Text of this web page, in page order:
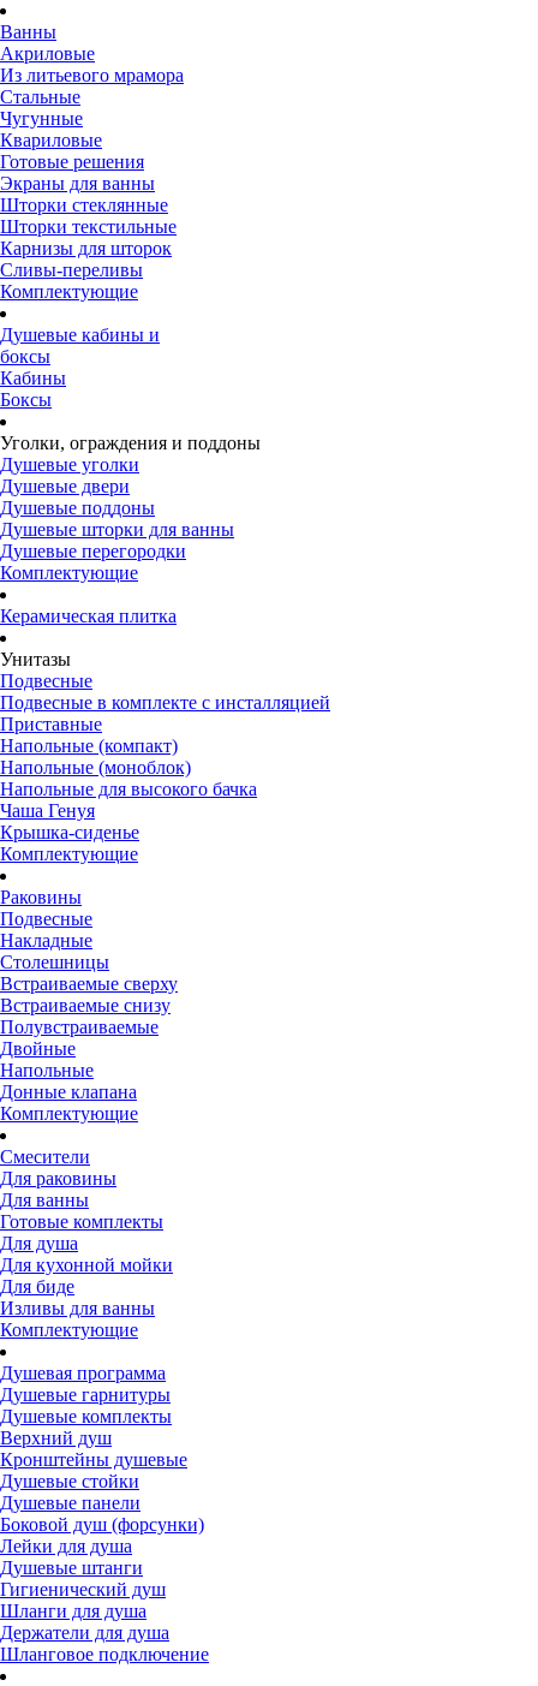
Ванны
Акриловые
Из литьевого мрамора
Стальные
Чугунные
Квариловые
Готовые решения
Экраны для ванны
Шторки стеклянные
Шторки текстильные
Карнизы для шторок
Сливы-переливы
Комплектующие
Душевые кабины и
боксы
Кабины
Боксы
Уголки, ограждения и поддоны
Душевые уголки
Душевые двери
Душевые поддоны
Душевые шторки для ванны
Душевые перегородки
Комплектующие
Керамическая плитка
Унитазы
Подвесные
Подвесные в комплекте с инсталляцией
Приставные
Напольные (компакт)
Напольные (моноблок)
Напольные для высокого бачка
Чаша Генуя
Крышка-сиденье
Комплектующие
Раковины
Подвесные
Накладные
Столешницы
Встраиваемые сверху
Встраиваемые снизу
Полувстраиваемые
Двойные
Напольные
Донные клапана
Комплектующие
Смесители
Для раковины
Для ванны
Готовые комплекты
Для душа
Для кухонной мойки
Для биде
Изливы для ванны
Комплектующие
Душевая программа
Душевые гарнитуры
Душевые комплекты
Верхний душ
Кронштейны душевые
Душевые стойки
Душевые панели
Боковой душ (форсунки)
Лейки для душа
Душевые штанги
Гигиенический душ
Шланги для душа
Держатели для душа
Шланговое подключение